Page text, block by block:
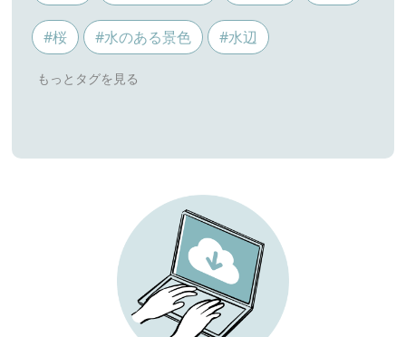
#桜 #水のある景色 #水辺